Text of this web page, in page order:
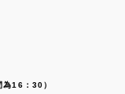
為16：30）